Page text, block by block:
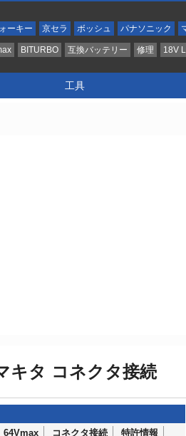
ーキー 京セラ ボッシュ パナソニック
BITURBO 互換バッテリー 修理 18V
工具
キタ コネクタ接続
64Vmax コネクタ接続 特許情報